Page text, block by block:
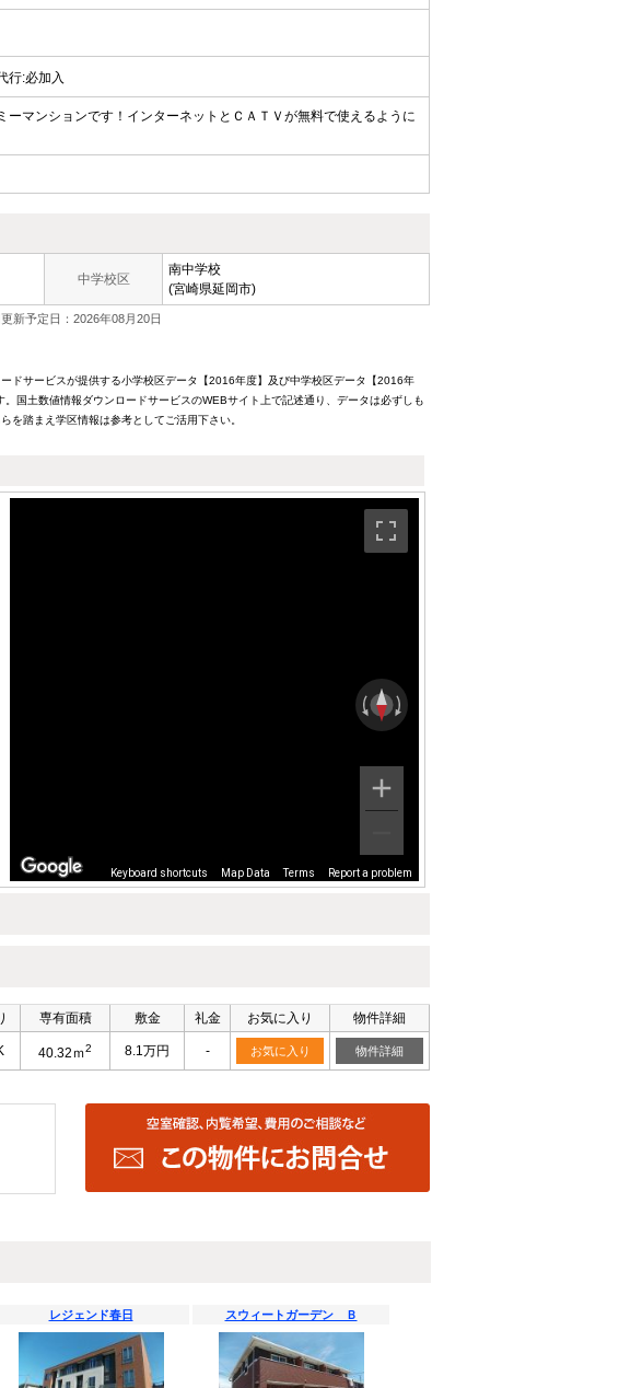
行:必加入
マンションです！インターネットとＣＡＴＶが無料で使えるように
中学校区
南中学校
(宮崎県延岡市)
新予定日：2026年08月20日
ドサービスが提供する小学校区データ【2016年度】及び中学校区データ【2016年
国土数値情報ダウンロードサービスのWEBサイト上で記述通り、データは必ずしも
を踏まえ学区情報は参考としてご活用下さい。
Keyboard shortcuts Map Data Terms Report a problem
専有面積 敷金 礼金 お気に入り 物件詳細
40.32ｍ2 8.1万円 - お気に入り 物件詳細
レジェンド春日 スウィートガーデン Ｂ